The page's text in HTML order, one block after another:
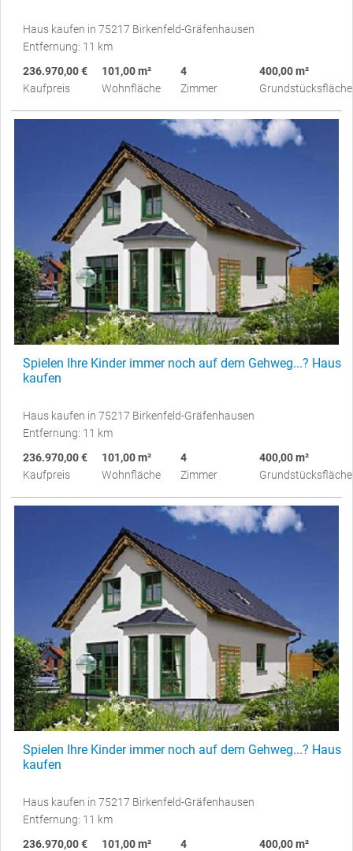
Haus kaufen in 75217 Birkenfeld-Gräfenhausen
Entfernung: 11 km
236.970,00 €
Kaufpreis
101,00 m²
Wohnfläche
4
Zimmer
400,00 m²
Grundstücksfläche
Spielen Ihre Kinder immer noch auf dem Gehweg...? Haus
kaufen
Haus kaufen in 75217 Birkenfeld-Gräfenhausen
Entfernung: 11 km
236.970,00 €
Kaufpreis
101,00 m²
Wohnfläche
4
Zimmer
400,00 m²
Grundstücksfläche
Spielen Ihre Kinder immer noch auf dem Gehweg...? Haus
kaufen
Haus kaufen in 75217 Birkenfeld-Gräfenhausen
Entfernung: 11 km
236.970,00 €
101,00 m²
4
400,00 m²